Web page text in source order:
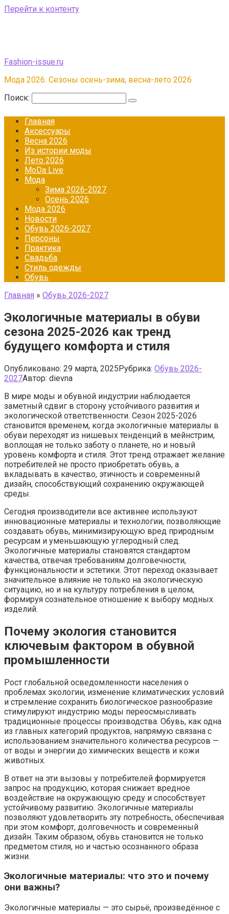
Перейти к контенту
Fashion-issue.ru
Мода 2026. Сезоны осень-зима, весна-лето 2026
Поиск:
Главная
Аксессуары
Весна 2026
Из истории моды
Лето 2026
МоDа Live
Мода
Зима 2026-2027
Осень 2026
Мода 2026
Новости
Обувь 2026-2027
Персоны
Практика
Свадьба
Стиль одежды
Обувь
Главная » Обувь 2026-2027
Экологичные материалы в обуви
сезона 2025-2026 как тренд
будущего комфорта и стиля
Опубликовано: 29 марта, 2025Рубрика: Обувь 2026-
2027Автор: dievna
В мире моды и обувной индустрии наблюдается
заметный сдвиг в сторону устойчивого развития и
экологической ответственности. Сезон 2025-2026
становится временем, когда экологичные материалы в
обуви переходят из нишевых тенденций в мейнстрим,
воплощая не только заботу о планете, но и новый
уровень комфорта и стиля. Этот тренд отражает желание
потребителей не просто приобретать обувь, а
вкладывать в качество, этичность и современный
дизайн, способствующий сохранению окружающей
среды.
Сегодня производители все активнее используют
инновационные материалы и технологии, позволяющие
создавать обувь, минимизирующую вред природным
ресурсам и уменьшающую углеродный след.
Экологичные материалы становятся стандартом
качества, отвечая требованиям долговечности,
функциональности и эстетики. Этот переход оказывает
значительное влияние не только на экологическую
ситуацию, но и на культуру потребления в целом,
формируя сознательное отношение к выбору модных
изделий.
Почему экология становится
ключевым фактором в обувной
промышленности
Рост глобальной осведомленности населения о
проблемах экологии, изменение климатических условий
и стремление сохранить биологическое разнообразие
стимулируют индустрию моды переосмысливать
традиционные процессы производства. Обувь, как одна
из главных категорий продуктов, напрямую связана с
использованием значительного количества ресурсов —
от воды и энергии до химических веществ и кожи
животных.
В ответ на эти вызовы у потребителей формируется
запрос на продукцию, которая снижает вредное
воздействие на окружающую среду и способствует
устойчивому развитию. Экологичные материалы
позволяют удовлетворить эту потребность, обеспечивая
при этом комфорт, долговечность и современный
дизайн. Таким образом, обувь становится не только
предметом стиля, но и частью осознанного образа
жизни.
Экологичные материалы: что это и почему
они важны?
Экологичные материалы — это сырьё, произведённое с